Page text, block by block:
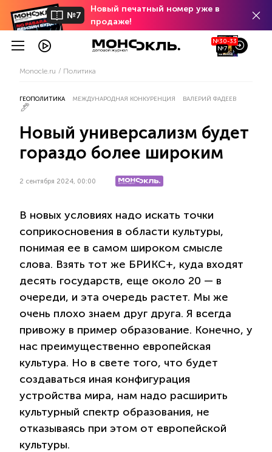
№7
Новый печатный номер уже в
продаже!
№30-33
№7
Monocle.ru Политика
ГЕОПОЛИТИКА МЕЖДУНАРОДНАЯ КОНКУРЕНЦИЯ ВАЛЕРИЙ ФАДЕЕВ
Новый универсализм будет
гораздо более широким
2 сентября 2024, 00:00
В новых условиях надо искать точки
соприкосновения в области культуры,
понимая ее в самом широком смысле
слова. Взять тот же БРИКС+, куда входят
десять государств, еще около 20 — в
очереди, и эта очередь растет. Мы же
очень плохо знаем друг друга. Я всегда
привожу в пример образование. Конечно, у
нас преимущественно европейская
культура. Но в свете того, что будет
создаваться иная конфигурация
устройства мира, нам надо расширить
культурный спектр образования, не
отказываясь при этом от европейской
культуры.